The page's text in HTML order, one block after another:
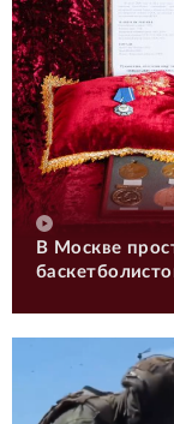
В Москве